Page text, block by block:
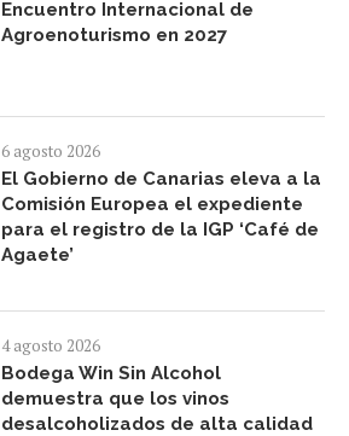
Encuentro Internacional de
Agroenoturismo en 2027
6 agosto 2026
El Gobierno de Canarias eleva a la
Comisión Europea el expediente
para el registro de la IGP ‘Café de
Agaete’
4 agosto 2026
Bodega Win Sin Alcohol
demuestra que los vinos
desalcoholizados de alta calidad